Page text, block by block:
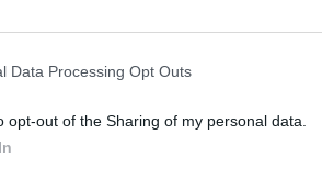
Data Processing Opt Outs
opt-out of the Sharing of my personal data.
MOSCOVICI.
che si occupò di indagare
Quando le persone
cambiare opinione in
quando invece accettano le